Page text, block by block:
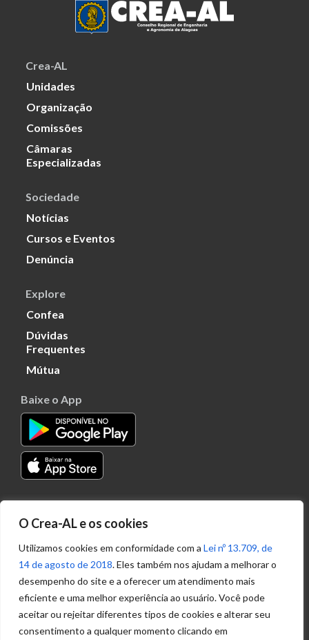
O Crea-AL e os cookies
Utilizamos cookies em conformidade com a Lei nº 13.709, de
14 de agosto de 2018. Eles também nos ajudam a melhorar o
desempenho do site e a oferecer um atendimento mais
eficiente e uma melhor experiência ao usuário. Você pode
aceitar ou rejeitar diferentes tipos de cookies e alterar seu
consentimento a qualquer momento clicando em
Crea-AL
Unidades
Organização
Comissões
Câmaras
Especializadas
Sociedade
Notícias
Cursos e Eventos
Denúncia
Explore
Confea
Dúvidas
Frequentes
Mútua
Baixe o App
Transparência
Portal
Acesso à
Informação
Política de
Privacidade de